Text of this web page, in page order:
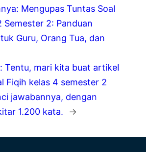
Mengupas Tuntas Soal
Semester 2: Panduan
Guru, Orang Tua, dan
Tentu, mari kita buat artikel
Fiqih kelas 4 semester 2
jawabannya, dengan
1.200 kata.
→